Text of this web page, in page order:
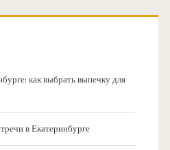
как выбрать выпечку для
в Екатеринбурге